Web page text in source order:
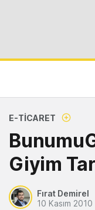
E-TICARET
Giyim
Fırat Demirel
10 Kasım 2010